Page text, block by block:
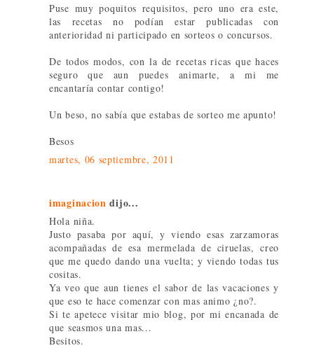
Puse muy poquitos requisitos, pero uno era este,
las recetas no podían estar publicadas con
anterioridad ni participado en sorteos o concursos.
De todos modos, con la de recetas ricas que haces
seguro que aun puedes animarte, a mi me
encantaría contar contigo!
Un beso, no sabía que estabas de sorteo me apunto!
Besos
martes, 06 septiembre, 2011
imaginacion dijo...
Hola niña.
Justo pasaba por aquí, y viendo esas zarzamoras
acompañadas de esa mermelada de ciruelas, creo
que me quedo dando una vuelta; y viendo todas tus
cositas.
Ya veo que aun tienes el sabor de las vacaciones y
que eso te hace comenzar con mas animo ¿no?.
Si te apetece visitar mio blog, por mi encanada de
que seasmos una mas...
Besitos.